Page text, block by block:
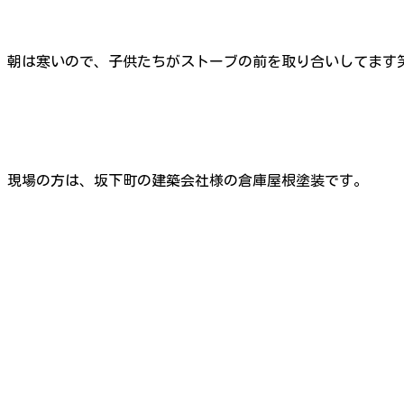
朝は寒いので、子供たちがストーブの前を取り合いしてます
現場の方は、坂下町の建築会社様の倉庫屋根塗装です。